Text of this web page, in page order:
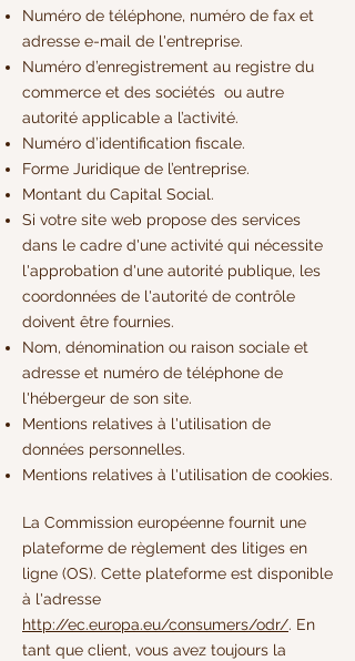
Numéro de téléphone, numéro de fax et
adresse e-mail de l'entreprise.
Numéro d’enregistrement au registre du
commerce et des sociétés ou autre
autorité applicable a l’activité.
Numéro d’identification fiscale.
Forme Juridique de l’entreprise.
Montant du Capital Social.
Si votre site web propose des services
dans le cadre d'une activité qui nécessite
l'approbation d'une autorité publique, les
coordonnées de l'autorité de contrôle
doivent être fournies. ​​​
Nom, dénomination ou raison sociale et
adresse et numéro de téléphone de
l'hébergeur de son site.
Mentions relatives à l'utilisation de
données personnelles.
Mentions relatives à l'utilisation de cookies.
La Commission européenne fournit une
plateforme de règlement des litiges en
ligne (OS). Cette plateforme est disponible
à l'adresse
http://ec.europa.eu/consumers/odr/. En
tant que client, vous avez toujours la